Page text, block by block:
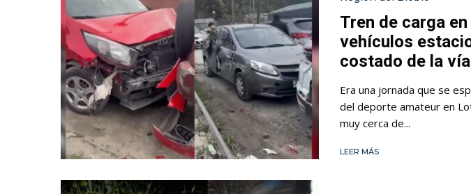
Tren de carga
vehículos
costado de la
Era una jornada que se
del deporte amateur en
muy cerca de...
LEER MÁS